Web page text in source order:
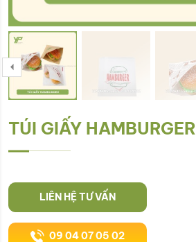
TÚI GIẤY HAMBURGER
LIÊN HỆ TƯ VẤN
09 04 07 05 02